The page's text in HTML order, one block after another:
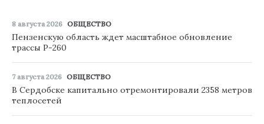
8 августа 2026 ОБЩЕСТВО
Пензенскую область ждет масштабное обновление
трассы Р-260
7 августа 2026 ОБЩЕСТВО
В Сердобске капитально отремонтировали 2358 метров
теплосетей